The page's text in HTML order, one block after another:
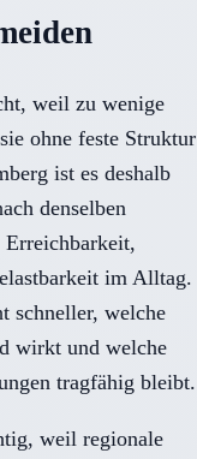
weil zu wenige
ohne feste Struktur
ist es deshalb
denselben
im Alltag.
schneller, welche
wirkt und welche
tragfähig bleibt.
weil regionale